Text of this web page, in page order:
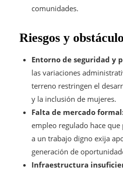
comunidades.
Riesgos y
Entorno de seguridad y
las variaciones
terreno restringen el
y la inclusión de mujeres.
Falta de mercado
empleo regulado hace
a un trabajo digno exija
generación de
Infraestructura